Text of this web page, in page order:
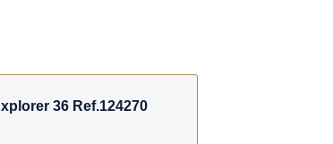
36 Ref.124270